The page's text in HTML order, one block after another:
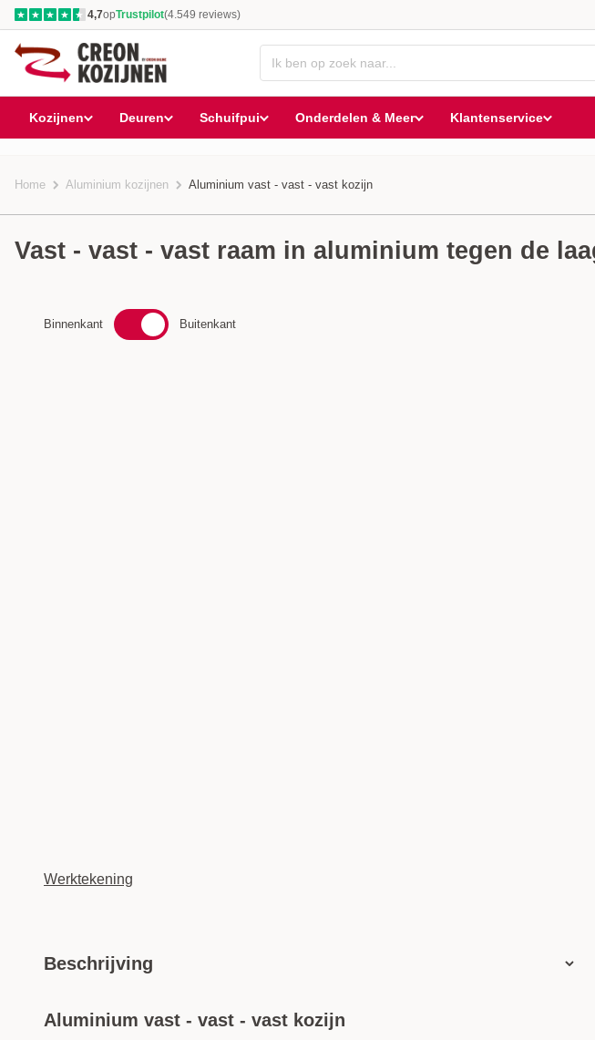
★ ★ ★ ★ ★ 4,7opTrustpilot(4.549 reviews)
Kozijnen Deuren Schuifpui Onderdelen & Meer Klantenservice
Home Aluminium kozijnen Aluminium vast - vast - vast kozijn
Vast - vast - vast raam in aluminium tegen de
Binnenkant Buitenkant
Werktekening
Beschrijving
Aluminium vast - vast - vast kozijn